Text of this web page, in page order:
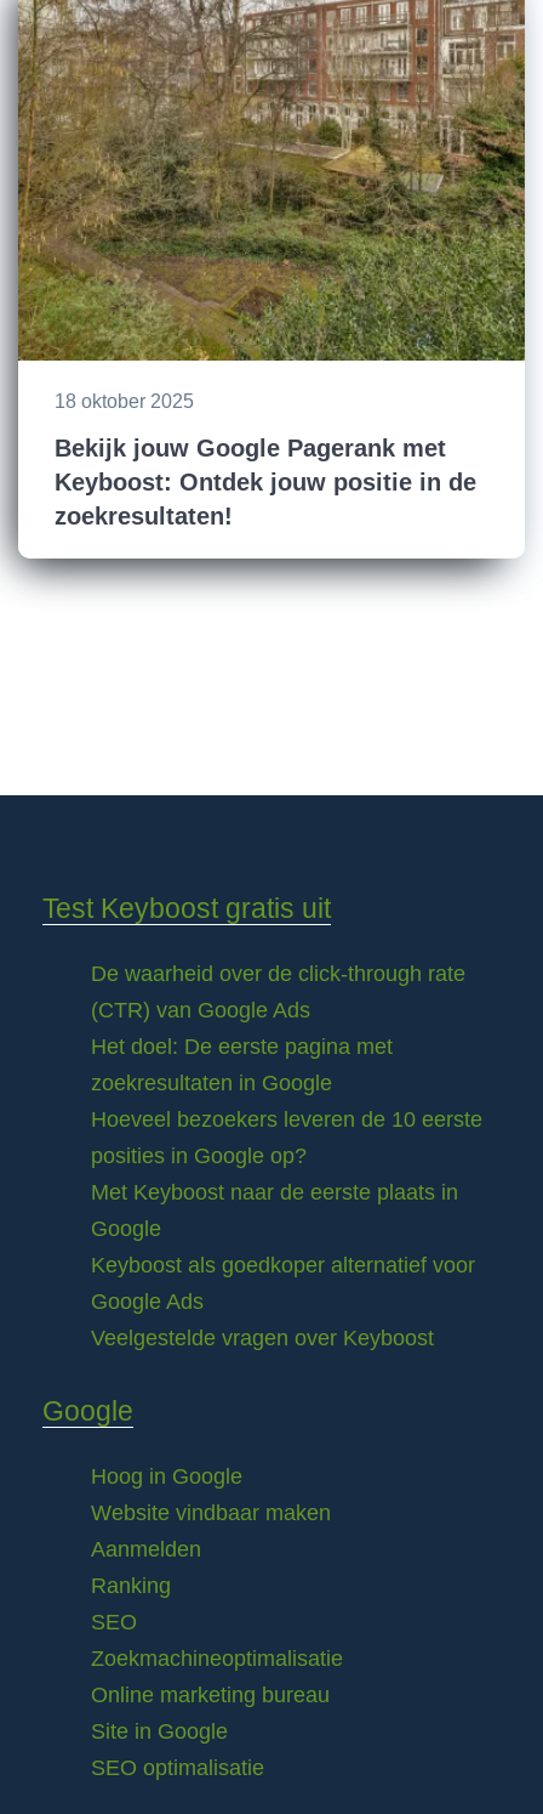
18 oktober 2025
Bekijk jouw Google Pagerank met
Keyboost: Ontdek jouw positie in de
zoekresultaten!
Test Keyboost gratis uit
De waarheid over de click-through rate
(CTR) van Google Ads
Het doel: De eerste pagina met
zoekresultaten in Google
Hoeveel bezoekers leveren de 10 eerste
posities in Google op?
Met Keyboost naar de eerste plaats in
Google
Keyboost als goedkoper alternatief voor
Google Ads
Veelgestelde vragen over Keyboost
Google
Hoog in Google
Website vindbaar maken
Aanmelden
Ranking
SEO
Zoekmachineoptimalisatie
Online marketing bureau
Site in Google
SEO optimalisatie